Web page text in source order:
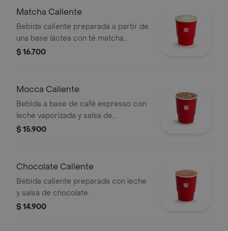
Matcha Caliente
Bebida caliente preparada a partir de
una base láctea con té matcha
previamente endulzada.
$ 16.700
Mocca Caliente
Bebida a base de café espresso con
leche vaporizada y salsa de
chocolate.
$ 15.900
Chocolate Caliente
Bebida caliente preparada con leche
y salsa de chocolate.
$ 14.900